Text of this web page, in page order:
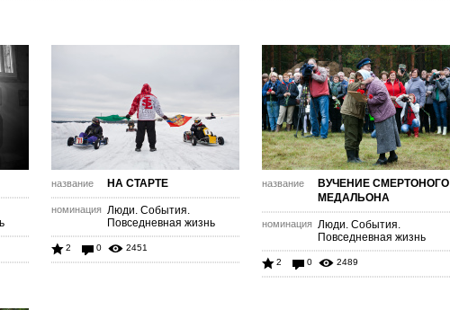
название НА СТАРТЕ
номинация Люди. События.
Повседневная жизнь
2 0 2451
название
ВУЧЕНИЕ СМЕРТОНОГО
МЕДАЛЬОНА
номинация Люди. События.
Повседневная жизнь
2 0 2489